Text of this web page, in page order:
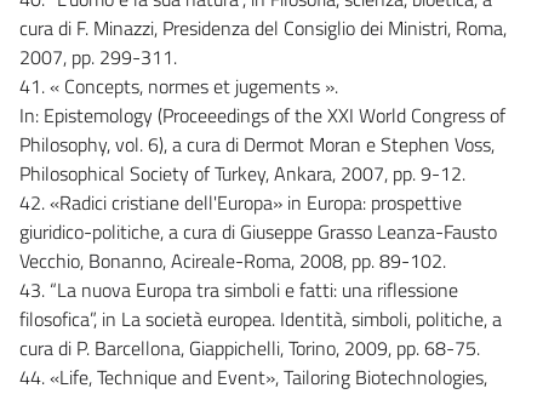
cura di F. Minazzi, Presidenza del Consiglio dei Ministri, Roma,
2007, pp. 299-311.
41. « Concepts, normes et jugements ».
In: Epistemology (Proceeedings of the XXI World Congress of
Philosophy, vol. 6), a cura di Dermot Moran e Stephen Voss,
Philosophical Society of Turkey, Ankara, 2007, pp. 9-12.
42. «Radici cristiane dell'Europa» in Europa: prospettive
giuridico-politiche, a cura di Giuseppe Grasso Leanza-Fausto
Vecchio, Bonanno, Acireale-Roma, 2008, pp. 89-102.
43. “La nuova Europa tra simboli e fatti: una riflessione
filosofica”, in La società europea. Identità, simboli, politiche, a
cura di P. Barcellona, Giappichelli, Torino, 2009, pp. 68-75.
44. «Life, Technique and Event», Tailoring Biotechnologies,